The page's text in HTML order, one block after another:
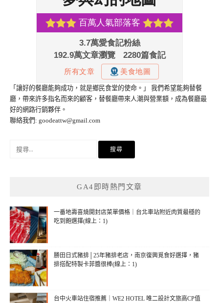
「讓好的餐廳能夠成功，就是鄉民食堂的使命。」 我們希望能夠替餐
廳，帶來許多指名而來的顧客，替餐廳帶來人潮與營業額，成為餐廳最
好的網路行銷夥伴。
聯絡我們: goodeattw@gmail.com
GA4即時熱門文章
一番地壽喜燒開封店菜單價格｜台北車站附近肉質最穩的
吃到飽選擇(線上：1)
勝田日式豬排│25年豬排老店，南京復興覓食好選擇，豬
排搭配特製卡菲醬很棒(線上：1)
台中火車站住宿推薦｜WE2 HOTEL 唯二設計文旅高CP值